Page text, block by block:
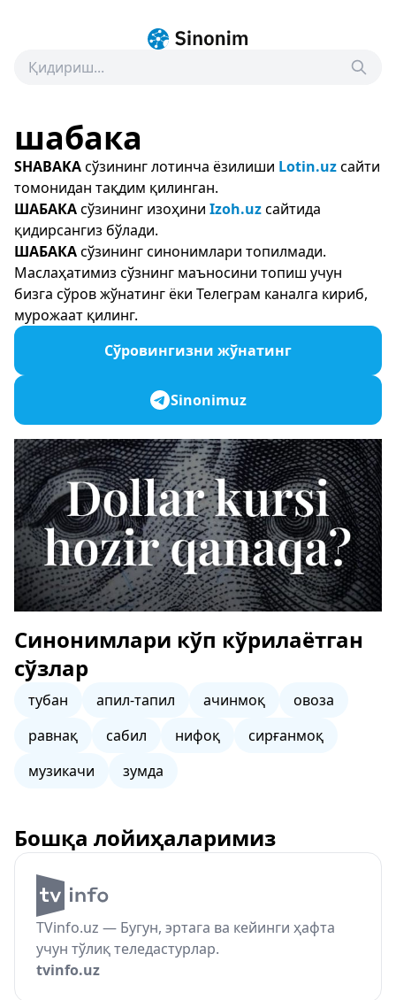
шабака
SHABAKAсўзининг лотинча ёзилиши Lotin.uzсайти
томонидан тақдим қилинган.
ШАБАКАсўзининг изоҳини Izoh.uzсайтида
қидирсангиз бўлади.
ШАБАКАсўзининг синонимлари топилмади.
Маслаҳатимиз сўзнинг маъносини топиш учун
бизга сўров жўнатинг ёки Телеграм каналга кириб,
мурожаат қилинг.
Сўровингизни жўнатинг
Sinonimuz
Синонимлари кўп кўрилаётган
сўзлар
тубан апил-тапил ачинмоқ
овоза
равнақ
сабил нифоқ
сирғанмоқ
музикачи
зумда
Бошқа лойиҳаларимиз
TVinfo.uz — Бугун, эртага ва кейинги ҳафта
учун тўлиқ теледастурлар.
tvinfo.uz